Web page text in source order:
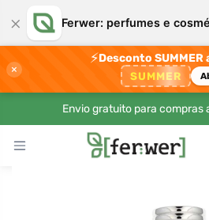
× Ferwer: perfumes e
×
⚡Desconto SUMMER
SUMMER
Envio gratuito para compras